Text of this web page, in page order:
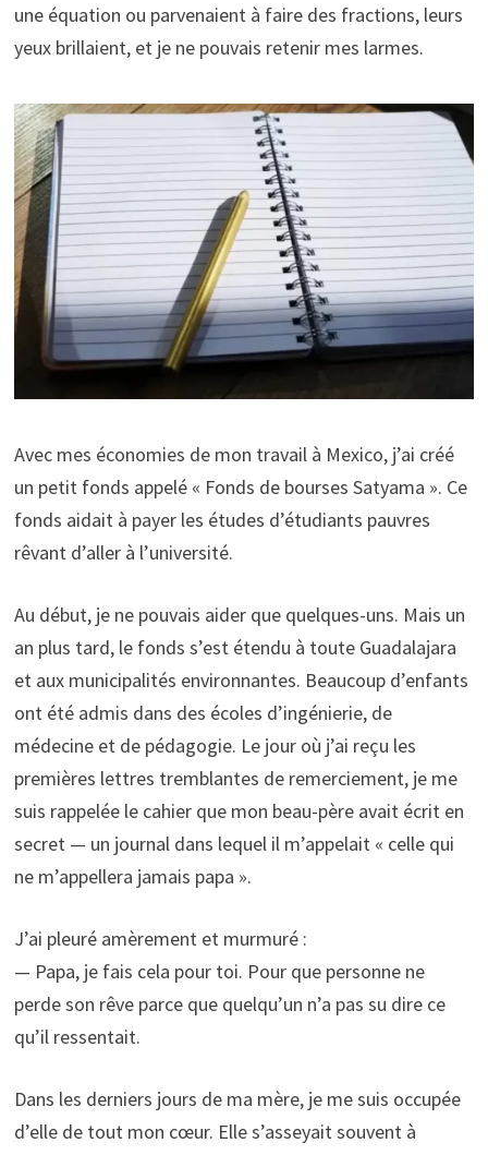
une équation ou parvenaient à faire des fractions, leurs
yeux brillaient, et je ne pouvais retenir mes larmes.
Avec mes économies de mon travail à Mexico, j’ai créé
un petit fonds appelé « Fonds de bourses Satyama ». Ce
fonds aidait à payer les études d’étudiants pauvres
rêvant d’aller à l’université.
Au début, je ne pouvais aider que quelques-uns. Mais un
an plus tard, le fonds s’est étendu à toute Guadalajara
et aux municipalités environnantes. Beaucoup d’enfants
ont été admis dans des écoles d’ingénierie, de
médecine et de pédagogie. Le jour où j’ai reçu les
premières lettres tremblantes de remerciement, je me
suis rappelée le cahier que mon beau-père avait écrit en
secret — un journal dans lequel il m’appelait « celle qui
ne m’appellera jamais papa ».
J’ai pleuré amèrement et murmuré :
— Papa, je fais cela pour toi. Pour que personne ne
perde son rêve parce que quelqu’un n’a pas su dire ce
qu’il ressentait.
Dans les derniers jours de ma mère, je me suis occupée
d’elle de tout mon cœur. Elle s’asseyait souvent à